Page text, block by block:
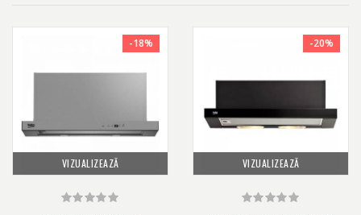
VIZUALIZEAZĂ
-18%
VIZUALIZEAZĂ
-20%